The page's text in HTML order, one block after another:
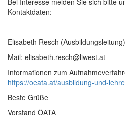
Kontaktdaten:
Elisabeth Resch
Mail: elisabeth.resch@liwest.at
Informationen zum
https://oeata.at/ausbildung-und-
Beste Grüße
Vorstand ÖATA